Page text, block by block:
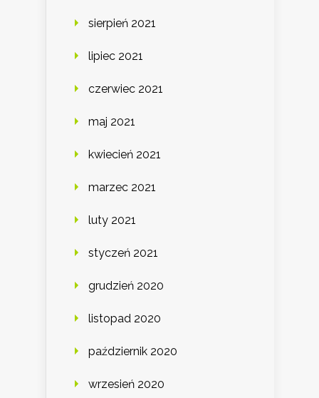
sierpień 2021
lipiec 2021
czerwiec 2021
maj 2021
kwiecień 2021
marzec 2021
luty 2021
styczeń 2021
grudzień 2020
listopad 2020
październik 2020
wrzesień 2020